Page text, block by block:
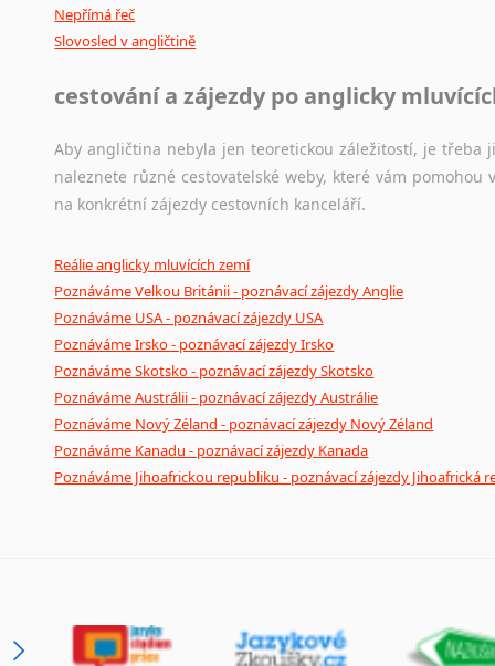
Nepřímá řeč
Slovosled v angličtině
cestování a zájezdy po anglicky
Aby angličtina nebyla jen teoretickou záležitostí, je
naleznete různé cestovatelské weby, které vám
na konkrétní zájezdy cestovních kanceláří.
Reálie anglicky mluvících zemí
Poznáváme Velkou Británii - poznávací zájezdy Anglie
Poznáváme USA - poznávací zájezdy USA
Poznáváme Irsko - poznávací zájezdy Irsko
Poznáváme Skotsko - poznávací zájezdy Skotsko
Poznáváme Austrálii - poznávací zájezdy Austrálie
Poznáváme Nový Zéland - poznávací zájezdy Nový Zéland
Poznáváme Kanadu - poznávací zájezdy Kanada
Poznáváme Jihoafrickou republiku - poznávací zájezdy Jihoafrická